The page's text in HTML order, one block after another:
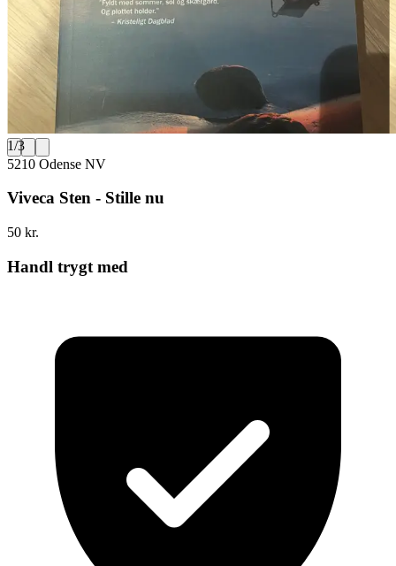
1/3
5210 Odense NV
Viveca Sten - Stille nu
50 kr.
Handl trygt med